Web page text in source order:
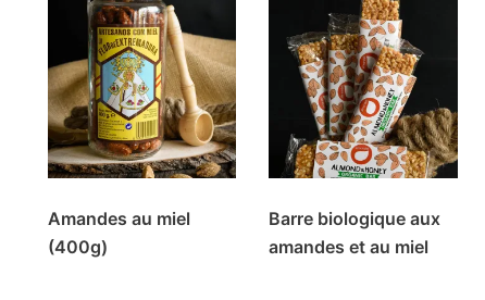
Amandes au miel
(400g)
Barre biologique aux
amandes et au miel